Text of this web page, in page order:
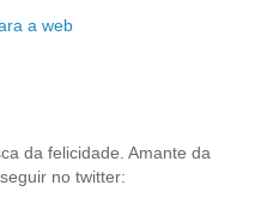
a web
da felicidade. Amante da
no twitter: